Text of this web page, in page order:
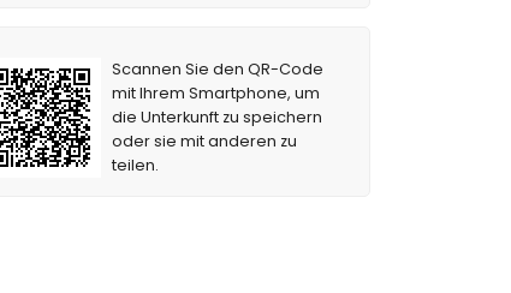
Scannen Sie den QR-Code
mit Ihrem Smartphone, um
die Unterkunft zu speichern
oder sie mit anderen zu
teilen.